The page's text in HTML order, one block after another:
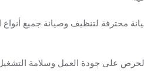
محترفة لتنظيف وصيانة جميع أنواع
على جودة العمل وسلامة